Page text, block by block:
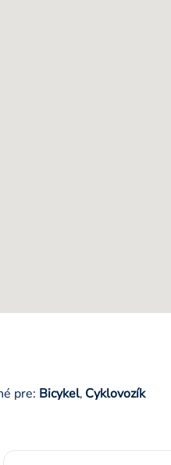
pre: Bicykel, Cyklovozík